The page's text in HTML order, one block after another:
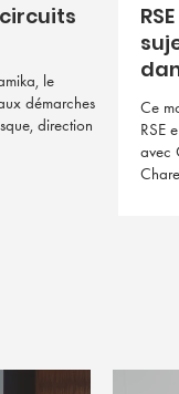
le
démarches
direction
Ce
RSE
avec